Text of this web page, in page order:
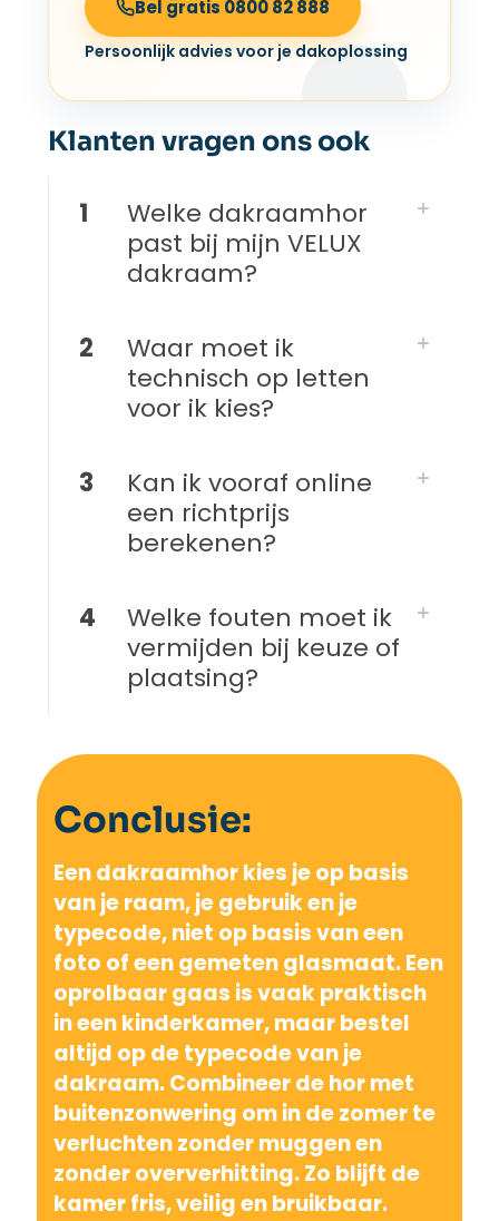
Bel gratis 0800 82 888
Persoonlijk advies voor je dakoplossing
Klanten vragen ons ook
1
Welke dakraamhor
past bij mijn VELUX
dakraam?
2
Waar moet ik
technisch op letten
voor ik kies?
3
Kan ik vooraf online
een richtprijs
berekenen?
4
Welke fouten moet ik
vermijden bij keuze of
plaatsing?
Conclusie:
Een dakraamhor kies je op basis
van je raam, je gebruik en je
typecode, niet op basis van een
foto of een gemeten glasmaat. Een
oprolbaar gaas is vaak praktisch
in een kinderkamer, maar bestel
altijd op de typecode van je
dakraam.Combineer de hor met
buitenzonwering om in de zomer te
verluchten zonder muggen en
zonder oververhitting. Zo blijft de
kamer fris, veilig en bruikbaar.